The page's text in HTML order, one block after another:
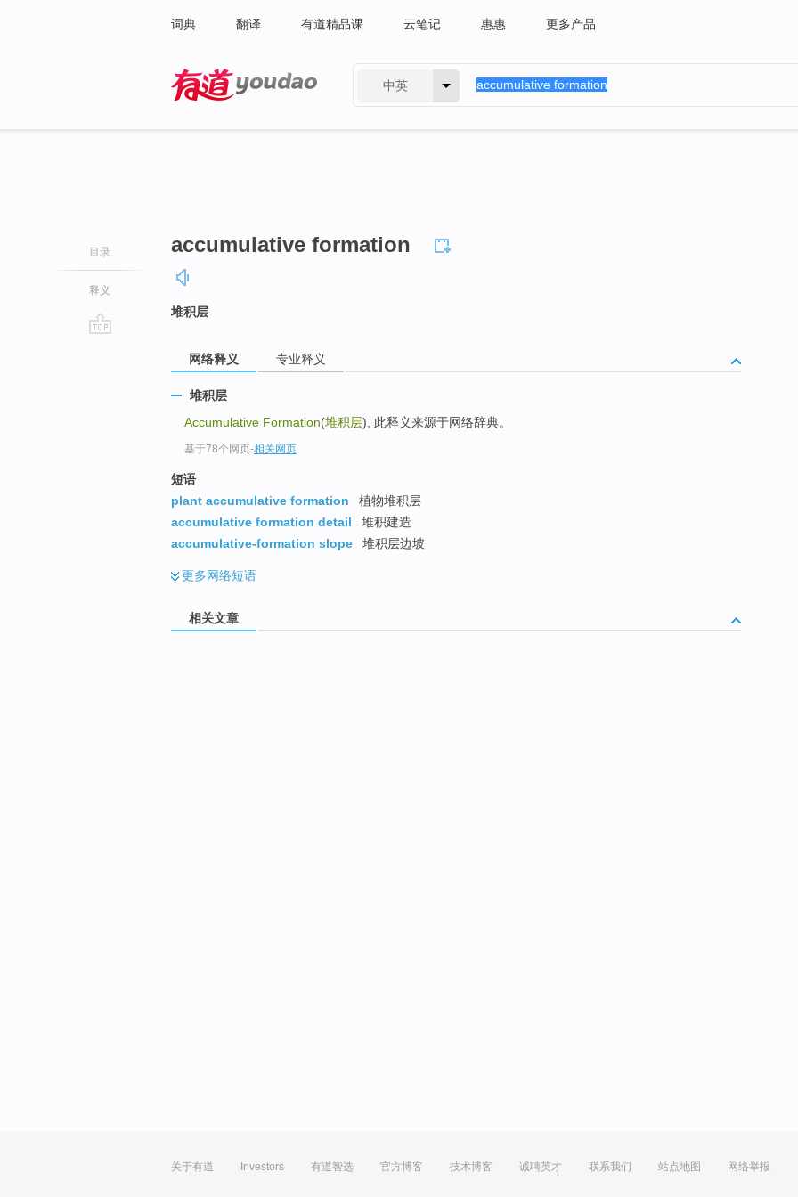
词典 翻译 有道精品课 云笔记 惠惠 更多产品
中英
目录
释义
accumulative formation
堆积层
网络释义 专业释义
堆积层
Accumulative Formation(堆积层), 此释义来源于网络辞典。
基于78个网页-相关网页
短语
plant accumulative formation
植物堆积层
accumulative formation detail
堆积建造
accumulative-formation slope
堆积层边坡
更多网络短语
相关文章
关于有道 Investors 有道智选 官方博客 技术博客 诚聘英才 联系我们 站点地图 网络举报